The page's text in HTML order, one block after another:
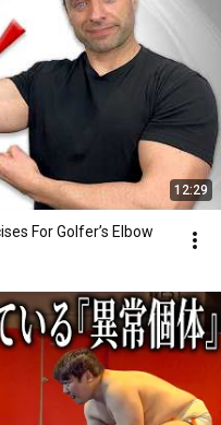
12:29
For Golfer’s Elbow